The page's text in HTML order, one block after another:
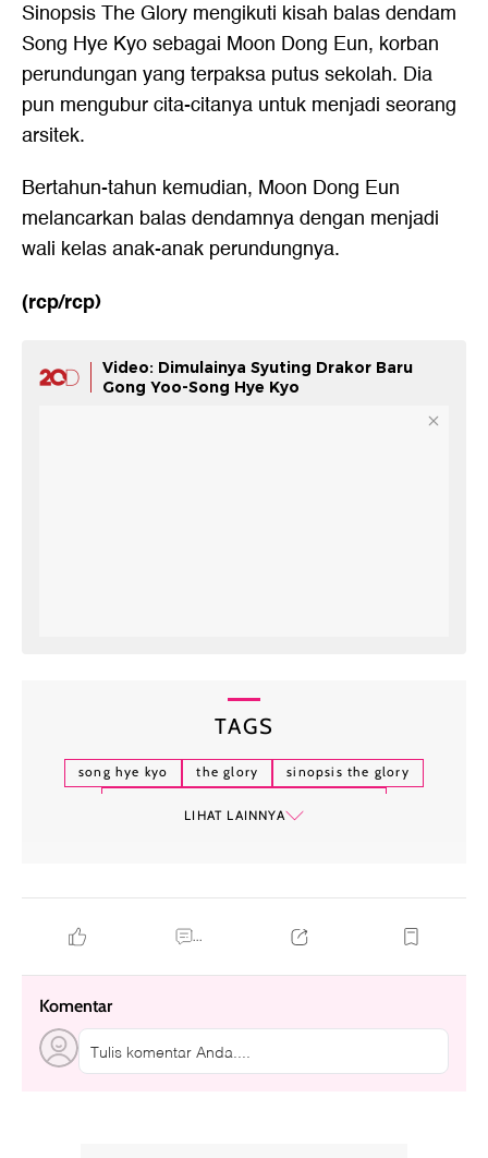
Sinopsis The Glory mengikuti kisah balas dendam
Song Hye Kyosebagai Moon Dong Eun, korban
perundungan yang terpaksa putus sekolah. Dia
pun mengubur cita-citanya untuk menjadi seorang
arsitek.
Bertahun-tahun kemudian, Moon Dong Eun
melancarkan balas dendamnya dengan menjadi
wali kelas anak-anak perundungnya.
(rcp/rcp)
Video: Dimulainya Syuting Drakor Baru
Gong Yoo-Song Hye Kyo
TAGS
song hye kyo the glory
sinopsis the glory
LIHAT LAINNYA
...
Komentar
Tulis komentar Anda....